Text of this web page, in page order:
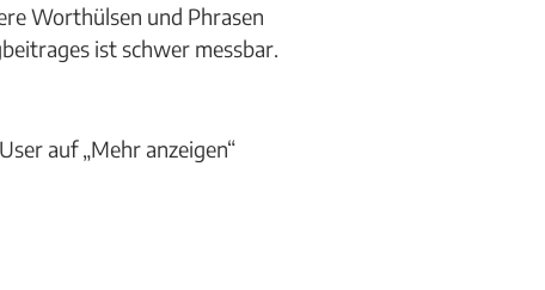
Worthülsen und Phrasen
ist schwer messbar.
auf „Mehr anzeigen“